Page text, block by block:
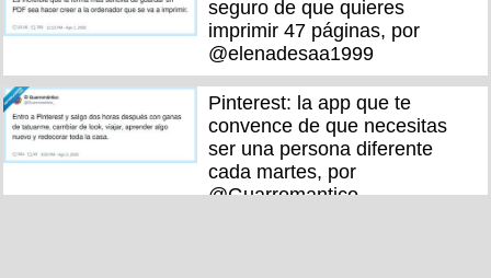
seguro de que quieres
imprimir 47 páginas, por
@elenadesaa1999
Pinterest: la app que te
convence de que necesitas
ser una persona diferente
cada martes, por
@Guarromantico_